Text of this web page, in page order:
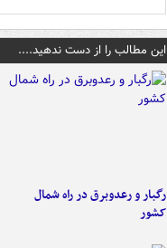
این مطالب را از دست ندهید....
رگبار و رعدوبرق در راه شمال
کشور